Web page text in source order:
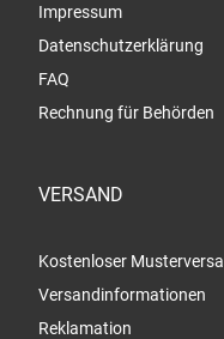
Impressum
Datenschutzerklärung
FAQ
Rechnung für Behörden
VERSAND
Kostenloser
Versandinformationen
Reklamation